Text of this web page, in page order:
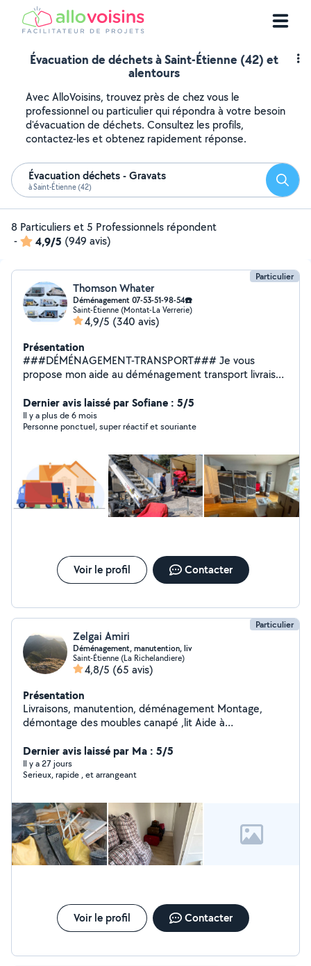
Évacuation de déchets à Saint-Étienne (42) et
alentours
Avec AlloVoisins, trouvez près de chez vous le
professionnel ou particulier qui répondra à votre besoin
d'évacuation de déchets. Consultez les profils,
contactez-les et obtenez rapidement réponse.
Évacuation déchets - Gravats
à Saint-Étienne (42)
8 Particuliers et 5 Professionnels répondent
-
4,9/5 (949 avis)
Particulier
Thomson Whater
Déménagement 07-53-51-98-54☎️
Saint-Étienne (Montat-La Verrerie)
4,9/5 (340 avis)
Présentation
###DÉMÉNAGEMENT-TRANSPORT### Je vous
propose mon aide au déménagement transport livraison
les magasins Conforama but électro dépôt Ikea ou chez
des particuliers Équiper par diable chariot sangle
couverture de protection je propose un travail propre
Dernier avis laissé par Sofiane : 5/5
Il y a plus de 6 mois
Personne ponctuel, super réactif et souriante
Voir le profil Contacter
Particulier
Zelgai Amiri
Déménagement, manutention, liv
Saint-Étienne (La Richelandiere)
4,8/5 (65 avis)
Présentation
Livraisons, manutention, déménagement Montage,
démontage des moubles canapé ,lit Aide à
Dernier avis laissé par Ma : 5/5
Il y a 27 jours
Serieux, rapide , et arrangeant
Voir le profil Contacter